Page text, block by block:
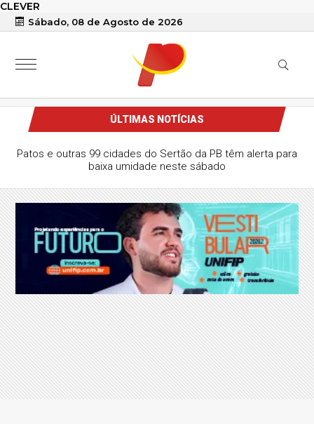
CLEVER
Sábado, 08 de Agosto de 2026
ÚLTIMAS NOTÍCIAS
Patos e outras 99 cidades do Sertão da PB têm alerta para
baixa umidade neste sábado